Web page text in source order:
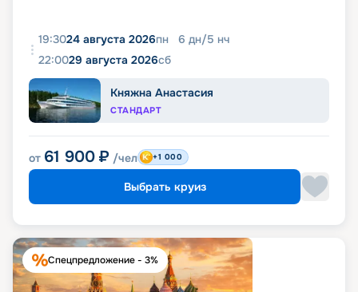
19:3024 августа 2026пн 6 дн/5 нч
22:0029 августа 2026сб
Княжна Анастасия
СТАНДАРТ
от 61 900 ₽ /чел +1 000
Выбрать круиз
Спецпредложение - 3%